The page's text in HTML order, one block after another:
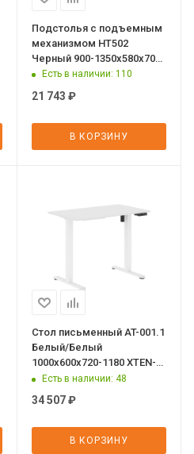
Подстолья с подъемным
механизмом HT502
Черный 900-1350х580х700-
1160 XTEN-UP
Есть в наличии: 110
21 743 ₽
В КОРЗИНУ
Стол письменный AT-001.1
Белый/Белый
1000х600х720-1180 XTEN-
UPЕсть в наличии: 48
34 507₽
В КОРЗИНУ